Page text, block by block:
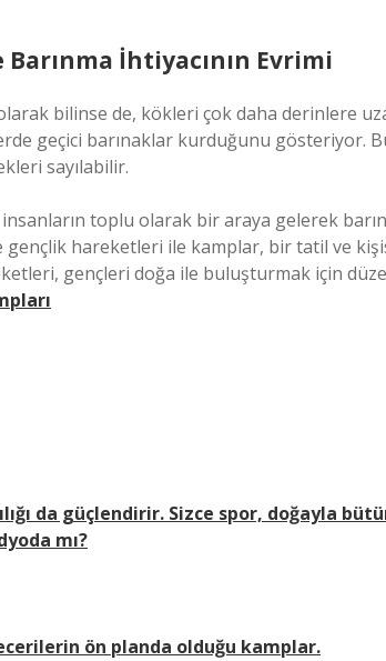
İhtiyacının Evrimi
bilinse de, kökleri çok daha derinlere
geçici barınaklar kurduğunu gösteriyor.
sayılabilir.
toplu olarak bir araya gelerek
gençlik hareketleri ile kamplar, bir tatil ve
gençleri doğa ile buluşturmak için
da güçlendirir. Sizce spor, doğayla
mı?
ön planda olduğu kamplar.